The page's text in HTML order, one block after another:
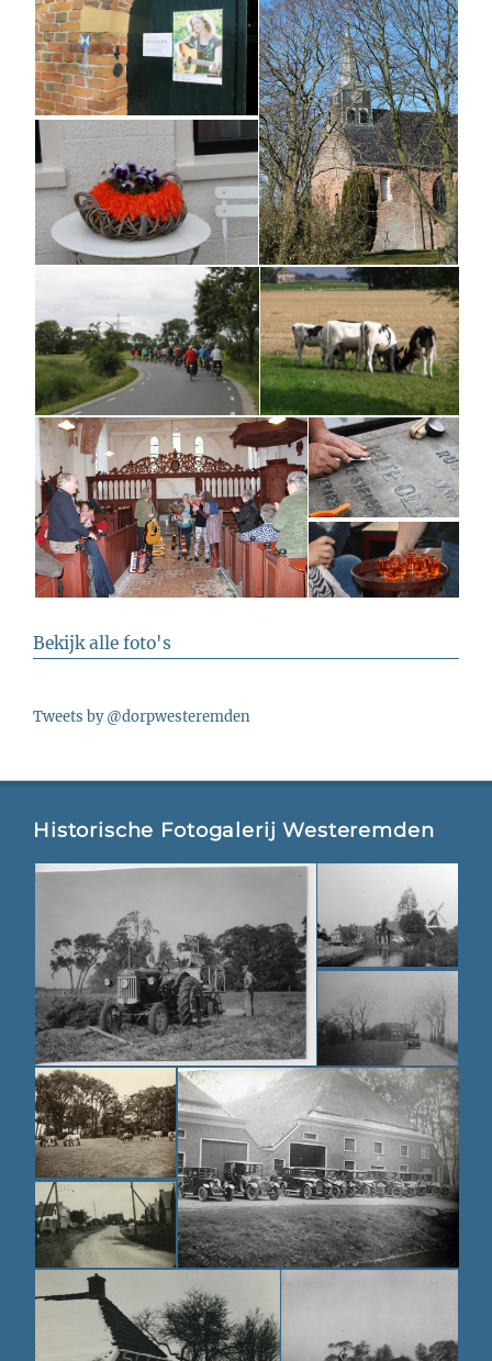
Bekijk alle foto's
Tweets by @dorpwesteremden
Historische Fotogalerij Westeremden